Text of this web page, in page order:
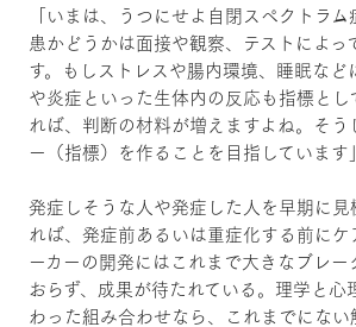
「いまは、うつにせよ自閉スペクトラ
患かどうかは面接や観察、テストによっ
す。もしストレスや腸内環境、睡眠など
や炎症といった生体内の反応も指標とし
れば、判断の材料が増えますよね。そう
ー（指標）を作ることを目指しています」
発症しそうな人や発症した人を早期に見
れば、発症前あるいは重症化する前に
ーカーの開発にはこれまで大きなブレー
おらず、成果が待たれている。理学と心
わった組み合わせなら、これまでにな